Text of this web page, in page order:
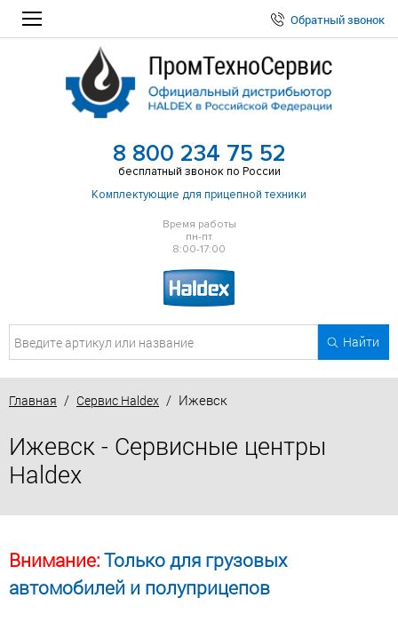
Обратный звонок
8 800 234 75 52
бесплатный звонок по России
Комплектующие для прицепной техники
Время работы
пн-пт
8:00-17:00
Найти
Главная / Сервис Haldex / Ижевск
Ижевск - Сервисные центры
Haldex
Внимание:Только для грузовых
автомобилей и полуприцепов